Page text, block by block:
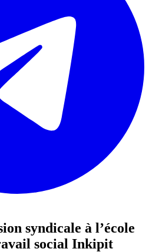
syndicale à l’école
social Inkipit